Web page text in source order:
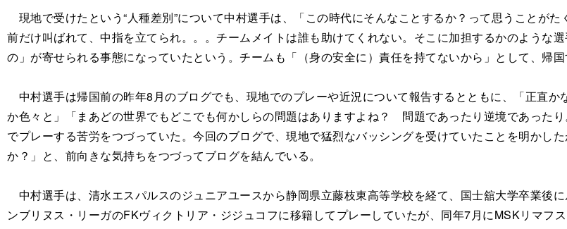
現地で受けたという“人種差別”について中村選手は、「この時代にそんなことするか？って思うことが
前だけ叫ばれて、中指を立てられ。。。チームメイトは誰も助けてくれない。そこに加担するかのような
の」が寄せられる事態になっていたという。チームも「（身の安全に）責任を持てないから」として、帰国
中村選手は帰国前の昨年8月のブログでも、現地でのプレーや近況について報告するとともに、「正直
か色々と」「まあどの世界でもどこでも何かしらの問題はありますよね？ 問題であったり逆境であった
でプレーする苦労をつづっていた。今回のブログで、現地で猛烈なバッシングを受けていたことを明かし
か？」と、前向きな気持ちをつづってブログを結んでいる。
中村選手は、清水エスパルスのジュニアユースから静岡県立藤枝東高等学校を経て、国士舘大学卒業後
ンブリヌス・リーガのFKヴィクトリア・ジジュコフに移籍してプレーしていたが、同年7月にMSKリマフ